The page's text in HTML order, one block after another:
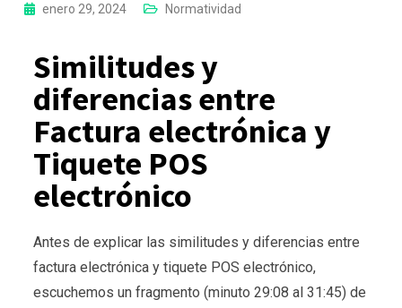
enero 29, 2024 Normatividad
Similitudes y
diferencias entre
Factura electrónica y
Tiquete POS
electrónico
Antes de explicar las similitudes y diferencias entre
factura electrónica y tiquete POS electrónico,
escuchemos un fragmento (minuto 29:08 al 31:45) de